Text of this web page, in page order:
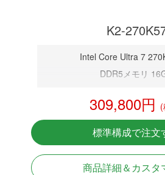
K2-
Intel Core Ultra 7
DDR5メモリ
NVMeSSD
無線LAN Bluetooth
Windows11 Home
309,800円
標準構成で注文
商品詳細＆カスタ